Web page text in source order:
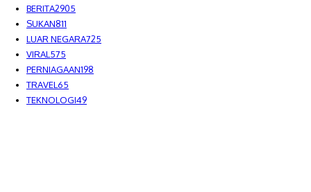
BERITA2905
SUKAN811
LUAR NEGARA725
VIRAL575
PERNIAGAAN198
TRAVEL65
TEKNOLOGI49